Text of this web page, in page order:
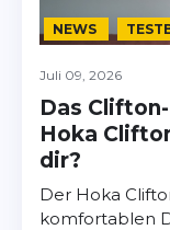
NEWS
Juli 09, 2026
Das
Hoka
dir?
Der Hoka
komfortablen